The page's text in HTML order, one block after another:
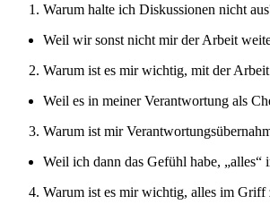
Warum halte ich Diskussionen nicht
Weil wir sonst nicht mir der Arbeit
Warum ist es mir wichtig, mit der
Weil es in meiner Verantwortung als
Warum ist mir
Weil ich dann das Gefühl habe, „alles“
Warum ist es mir wichtig, alles im Griff